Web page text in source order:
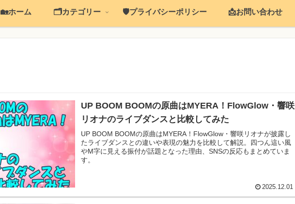
🏡ホーム 🗂️カテゴリー 🛡️プライバシーポリシー 📩お問い合わせ
UP BOOM BOOMの原曲はMYERA！FlowGlow・響咲
リオナのライブダンスと比較してみた
UP BOOM BOOMの原曲はMYERA！FlowGlow・響咲リオナが披露し
たライブダンスとの違いや表現の魅力を比較して解説。四つん這い風
やM字に見える振付が話題となった理由、SNSの反応もまとめていま
す。
2025.12.01